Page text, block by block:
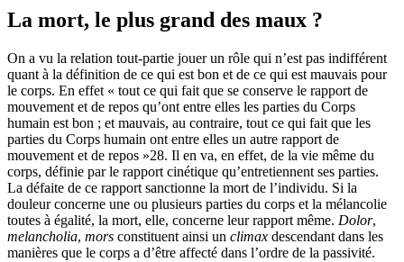
La mort, le plus grand des maux ?
On a vu la relation tout-partie jouer un rôle qui n’est pas indifférent
quant à la définition de ce qui est bon et de ce qui est mauvais pour
le corps. En effet « tout ce qui fait que se conserve le rapport de
mouvement et de repos qu’ont entre elles les parties du Corps
humain est bon ; et mauvais, au contraire, tout ce qui fait que les
parties du Corps humain ont entre elles un autre rapport de
mouvement et de repos »28. Il en va, en effet, de la vie même du
corps, définie par le rapport cinétique qu’entretiennent ses parties.
La défaite de ce rapport sanctionne la mort de l’individu. Si la
douleur concerne une ou plusieurs parties du corps et la mélancolie
toutes à égalité, la mort, elle, concerne leur rapport même. Dolor,
melancholia, mors constituent ainsi un climax descendant dans les
manières que le corps a d’être affecté dans l’ordre de la passivité.